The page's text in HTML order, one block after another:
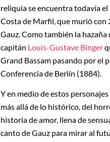
reliquia se encuentra todavía
Costa de Marfil, que murió con
Gauz. Como también la
capitán Louis-Gustave Binger
Grand Bassam pasando por el
Conferencia de Berlín (1884).
Y en medio de estos
más allá de lo histórico, del
historia de amor, llena de
canto de Gauz para mirar al